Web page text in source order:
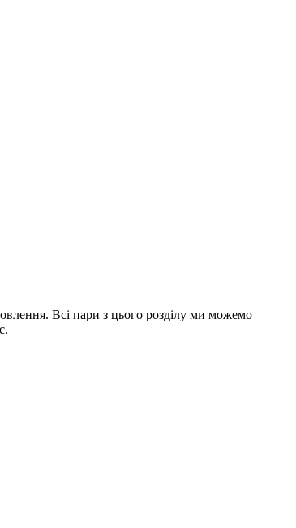
Всі пари з цього розділу ми можемо